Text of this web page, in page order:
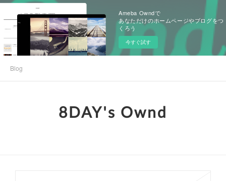
Ameba Owndで
あなただけのホームページやブログをつ
くろう
今すぐ試す
Blog
8DAY's Ownd